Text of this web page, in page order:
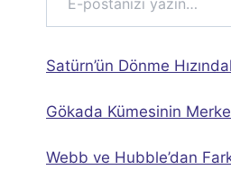
Satürn’ün Dönme
Gökada Kümesinin
Webb ve Hubble’dan